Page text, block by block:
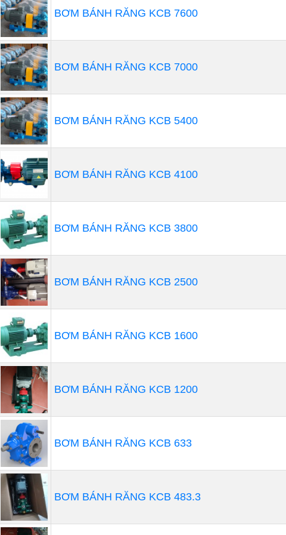
Điều chỉnh tốc độ dòng chảy bằng cách thay đổi tốc độ của
được tiến hành khi tốc độ dòng chảy trung bình của bơm tỷ
tính năng này. Do đó, tốc độ dòng chảy có thể được điều
BƠM BÁNH RĂNG KCB 7600
BƠM BÁNH RĂNG KCB 7000
BƠM BÁNH RĂNG KCB 5400
BƠM BÁNH RĂNG KCB 4100
BƠM BÁNH RĂNG KCB 3800
BƠM BÁNH RĂNG KCB 2500
BƠM BÁNH RĂNG KCB 1600
BƠM BÁNH RĂNG KCB 1200
BƠM BÁNH RĂNG KCB 633
BƠM BÁNH RĂNG KCB 483.3